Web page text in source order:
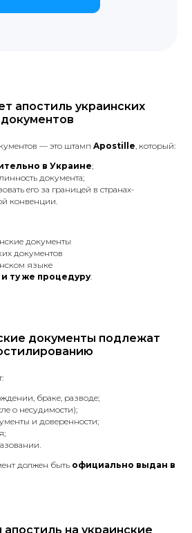
апостиль украинских
документов
— это штамп Apostille, который:
в Украине;
документа;
его за границей в странах-
конвенции.
документы
документов
языке
ту же процедуру.
документы подлежат
браке, разводе;
о несудимости);
и доверенности;
должен быть официально выдан в
апостиль на украинские